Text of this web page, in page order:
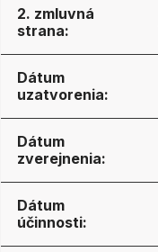
2. zmluvná
strana:
Dátum
uzatvorenia:
Dátum
zverejnenia:
Dátum
účinnosti: